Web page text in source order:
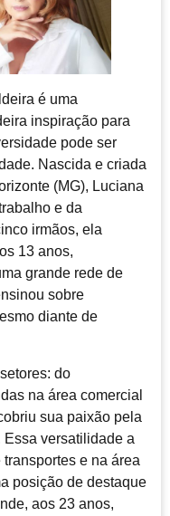
é uma
inspiração para
pode ser
Nascida e criada
(MG), Luciana
e da
irmãos, ela
13 anos,
grande rede de
sobre
diante de
do
na área comercial
sua paixão pela
versatilidade a
e na área
posição de destaque
aos 23 anos,